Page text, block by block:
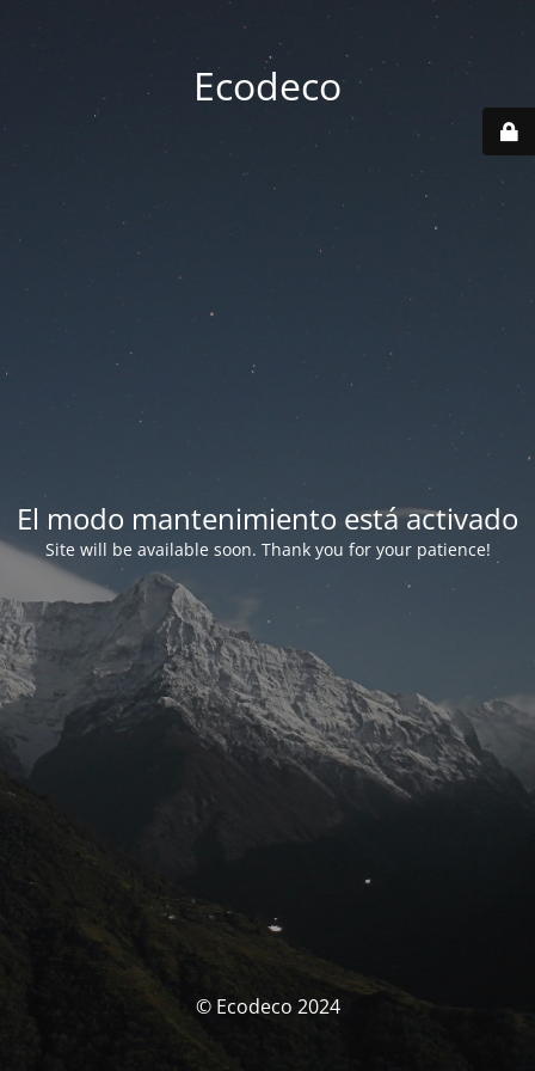
Ecodeco
El modo mantenimiento está activado
Site will be available soon. Thank you for your patience!
© Ecodeco 2024